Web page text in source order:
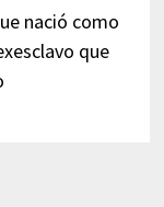
nació como
que